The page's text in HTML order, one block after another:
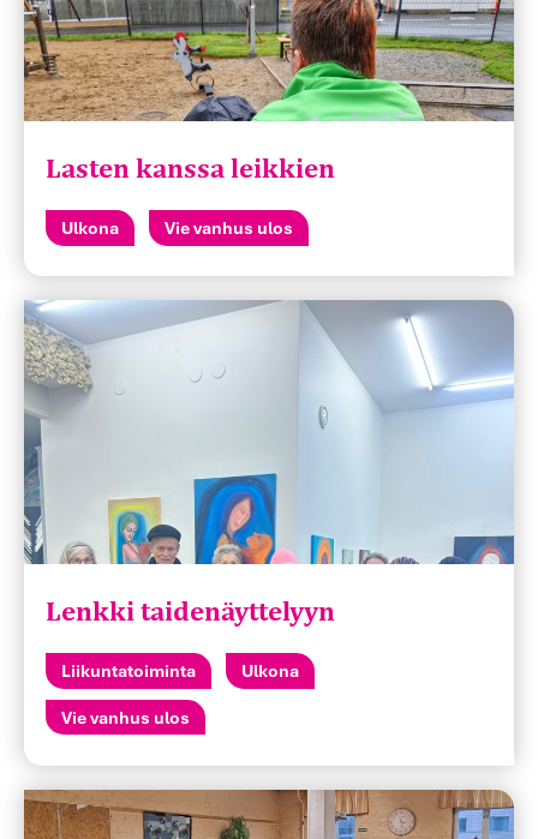
Lasten kanssa leikkien
Ulkona Vie vanhus ulos
Lenkki taidenäyttelyyn
Liikuntatoiminta Ulkona
Vie vanhus ulos